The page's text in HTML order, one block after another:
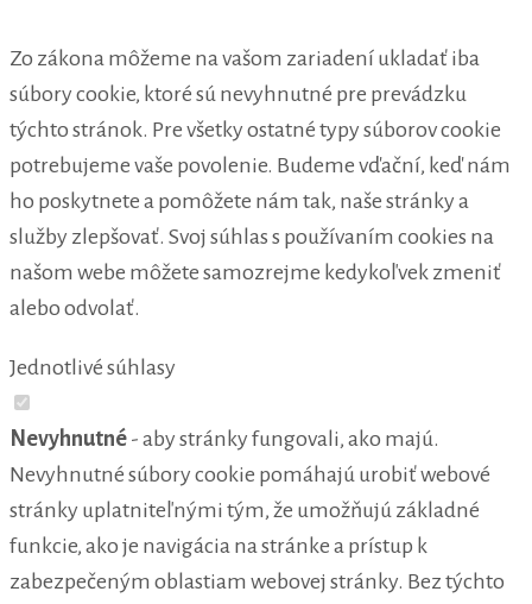
Zo zákona môžeme na vašom zariadení ukladať iba
súbory cookie, ktoré sú nevyhnutné pre prevádzku
týchto stránok. Pre všetky ostatné typy súborov cookie
potrebujeme vaše povolenie. Budeme vďační, keď nám
ho poskytnete a pomôžete nám tak, naše stránky a
služby zlepšovať. Svoj súhlas s používaním cookies na
našom webe môžete samozrejme kedykoľvek zmeniť
alebo odvolať.
Jednotlivé súhlasy
Nevyhnutné - aby stránky fungovali, ako majú.
Nevyhnutné súbory cookie pomáhajú urobiť webové
stránky uplatniteľnými tým, že umožňujú základné
funkcie, ako je navigácia na stránke a prístup k
zabezpečeným oblastiam webovej stránky. Bez týchto